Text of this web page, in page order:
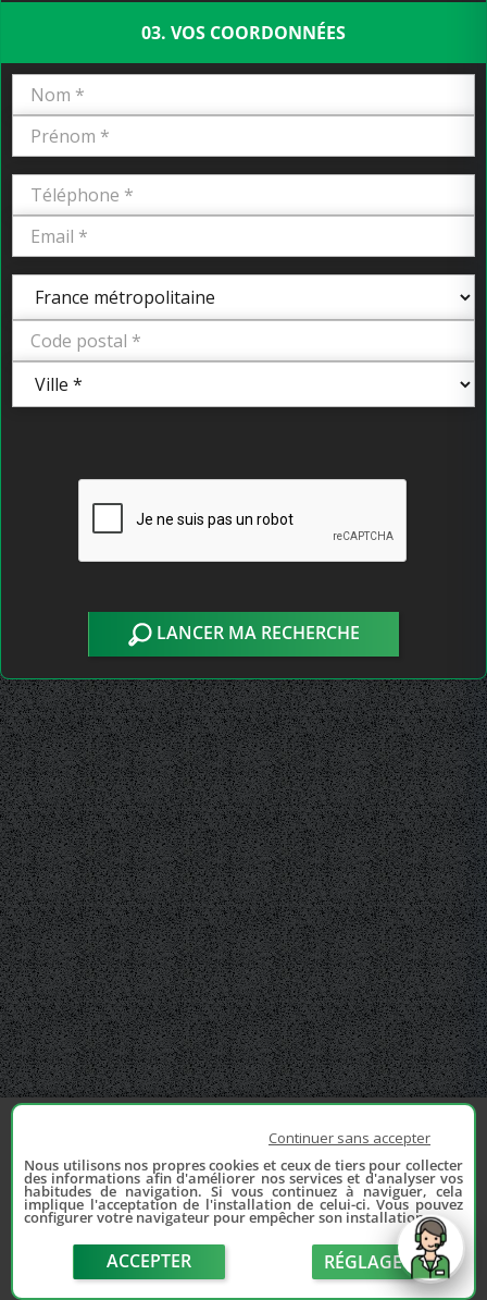
03. VOS COORDONNÉES
LANCER MA RECHERCHE
Continuer sans accepter
Nous utilisons nos propres cookies et ceux de tiers pour collecter
des informations afin d'améliorer nos services et d'analyser vos
habitudes de navigation. Si vous continuez à naviguer, cela
implique l'acceptation de l'installation de celui-ci. Vous pouvez
configurer votre navigateur pour empêcher son installation.
ACCEPTER RÉGLAGE